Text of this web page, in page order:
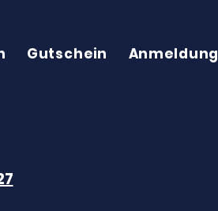
Gutschein Anmeldung